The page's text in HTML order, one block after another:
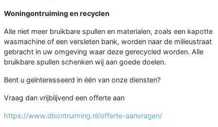
Woningontruiming en recyclen
Alle niet meer bruikbare spullen en materialen, zoals een kapotte
wasmachine of een versleten bank, worden naar de milieustraat
gebracht in uw omgeving waar deze gerecycled worden. Alle
bruikbare spullen schenken wij aan goede doelen.
Bent u geïnteresseerd in één van onze diensten?
Vraag dan vrijblijvend een offerte aan
https://www.dbontruiming.nl/offerte-aanvragen/